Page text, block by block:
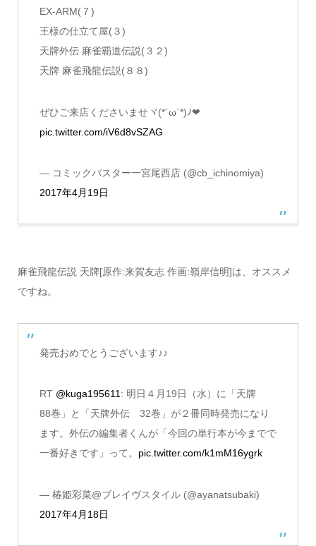
EX-ARM(７)
王様の仕立て屋(３)
天牌外伝 麻雀覇道伝説(３２)
天牌 麻雀飛龍伝説(８８)
ぜひご来店くださいませヾ(*´ω`*)ﾉ❤
pic.twitter.com/iV6d8vSZAG
— コミックバスター一宮尾西店 (@cb_ichinomiya)
2017年4月19日
麻雀飛龍伝説 天牌[原作:来賀友志 作画:嶺岸信明]は、オススメ
ですね。
発売おめでとうございます♪♪
RT @kuga195611: 明日４月19日（水）に「天牌
88巻」と「天牌外伝 32巻」が２冊同時発売になり
ます。外伝の編集者くんが「今回の単行本が今までで
一番好きです」って。 pic.twitter.com/k1mM16ygrk
— 椿姫彩菜@ブレイヴスタイル (@ayanatsubaki)
2017年4月18日